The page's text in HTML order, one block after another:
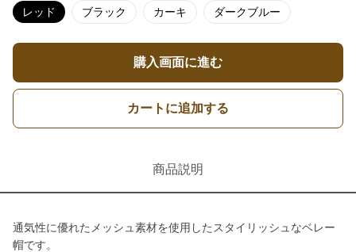
レッド ブラック カーキ ダークブルー
購入画面に進む
カートに追加する
商品説明
通気性に優れたメッシュ素材を使用したスタイリッシュなベレー
帽です。